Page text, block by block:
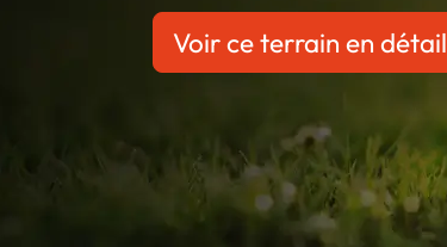
Voir ce terrain en détail